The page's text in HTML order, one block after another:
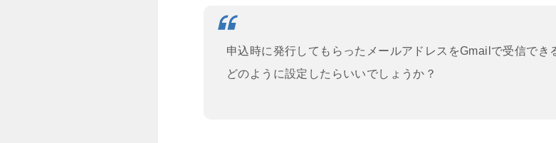
申込時に発行してもらったメールアドレスをGmailで受信でき
どのように設定したらいいでしょうか？